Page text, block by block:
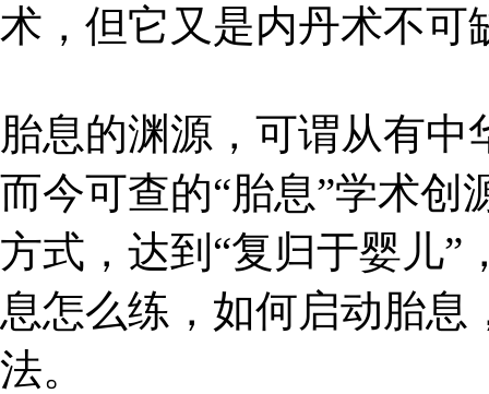
术，但它又是内丹术不可
胎息的渊源，可谓从有
而今可查的“胎息”学术创
方式，达到“复归于婴儿”
息怎么练，如何启动胎
法。